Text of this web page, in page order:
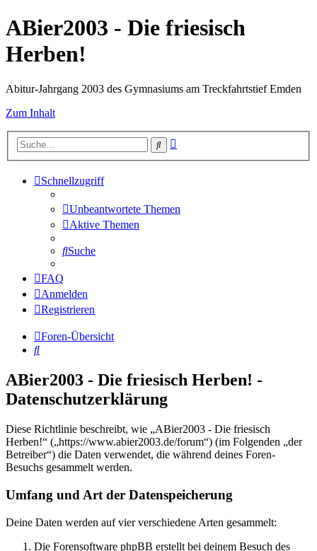
ABier2003 - Die friesisch
Herben!
Abitur-Jahrgang 2003 des Gymnasiums am Treckfahrtstief Emden
Zum Inhalt
Suche
Schnellzugriff
Unbeantwortete Themen
Aktive Themen
Suche
FAQ
Anmelden
Registrieren
Foren-Übersicht
Suche
ABier2003 - Die friesisch Herben! -
Datenschutzerklärung
Diese Richtlinie beschreibt, wie „ABier2003 - Die friesisch
Herben!“ („https://www.abier2003.de/forum“) (im Folgenden „der
Betreiber“) die Daten verwendet, die während deines Foren-
Besuchs gesammelt werden.
Umfang und Art der Datenspeicherung
Deine Daten werden auf vier verschiedene Arten gesammelt:
Die Forensoftware phpBB erstellt bei deinem Besuch des